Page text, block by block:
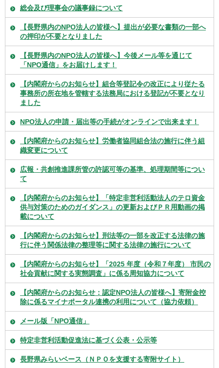
総会及び理事会の議事録について
【長野県内のNPO法人の皆様へ】提出が必要な書類の一部へ
の押印が不要となりました
【長野県内のNPO法人の皆様へ】今後メール等を通じて
「NPO通信」をお届けします！
【内閣府からのお知らせ】組合等登記令の改正により従たる
事務所の所在地を管轄する法務局における登記が不要となり
ました
NPO法人の申請・届出等の手続がオンラインで出来ます！
【内閣府からのお知らせ】労働者協同組合法の施行に伴う組
織変更について
広報・共創推進課所管の許認可等の基準、処理期間等につい
て
【内閣府からのお知らせ】「特定非営利活動法人のテロ資金
供与対策のためのガイダンス」の更新およびＰＲ用動画の掲
載について
【内閣府からのお知らせ】刑法等の一部を改正する法律の施
行に伴う関係法律の整理等に関する法律の施行について
【内閣府からのお知らせ】「2025 年度（令和７年度） 市民の
社会貢献に関する実態調査」に係る周知協力について
【内閣府からのお知らせ：認定NPO法人の皆様へ】寄附金控
除に係るマイナポータル連携の利用について（協力依頼）
メール版「NPO通信」
特定非営利活動促進法に基づく公表・公示等
長野県みらいベース（ＮＰＯを支援する寄附サイト）